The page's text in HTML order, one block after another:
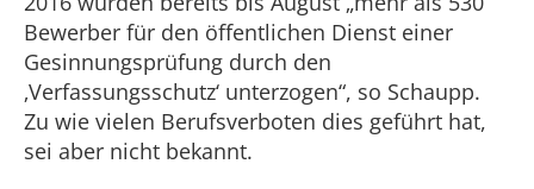
Bewerber für den öffentlichen Dienst einer
Gesinnungsprüfung durch den
‚Verfassungsschutz‘ unterzogen“, so Schaupp.
Zu wie vielen Berufsverboten dies geführt hat,
sei aber nicht bekannt.